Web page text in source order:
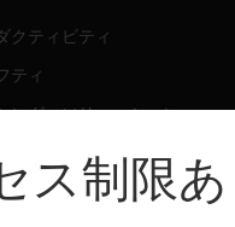
クティビティ
ティ
ング・ソリューション
ウェア
ス制限あ